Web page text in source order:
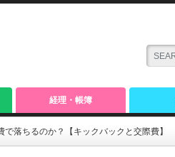
経理・帳簿
落ちるのか？【キックバックと交際費】